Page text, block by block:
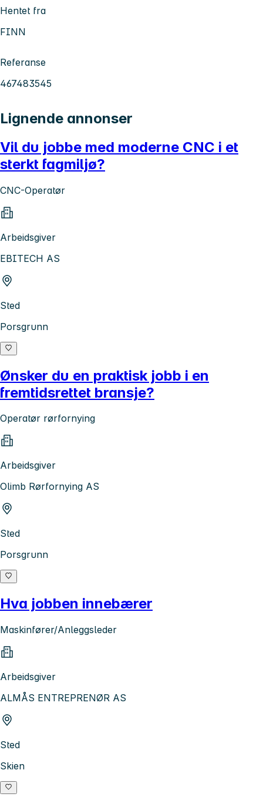
Hentet fra
FINN
Referanse
467483545
Lignende annonser
Vil du jobbe med moderne CNC i et
sterkt fagmiljø?
CNC-Operatør
Arbeidsgiver
EBITECH AS
Sted
Porsgrunn
Ønsker du en praktisk jobb i en
fremtidsrettet bransje?
Operatør rørfornying
Arbeidsgiver
Olimb Rørfornying AS
Sted
Porsgrunn
Hva jobben innebærer
Maskinfører/Anleggsleder
Arbeidsgiver
ALMÅS ENTREPRENØR AS
Sted
Skien